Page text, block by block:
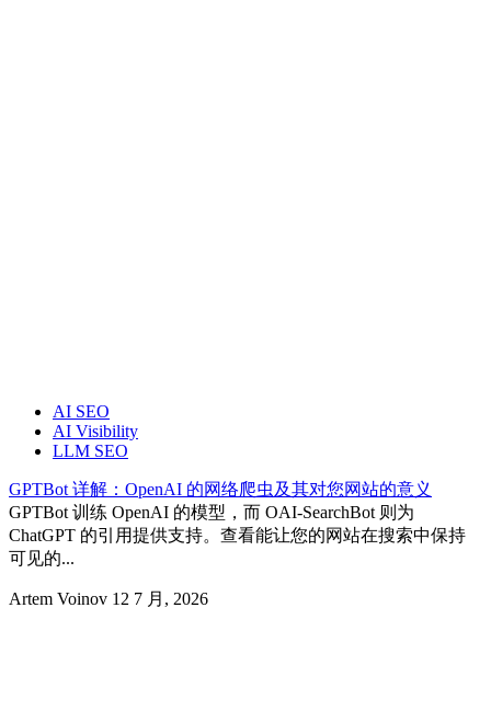
AI SEO
AI Visibility
LLM SEO
GPTBot 详解：OpenAI 的网络爬虫及其对您网站的意义
GPTBot 训练 OpenAI 的模型，而 OAI-SearchBot 则为
ChatGPT 的引用提供支持。查看能让您的网站在搜索中保持
可见的...
Artem Voinov 12 7 月, 2026